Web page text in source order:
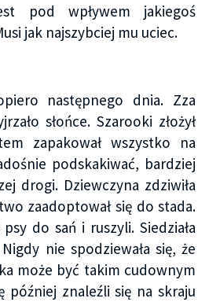
pod wpływem jakiegoś
jak najszybciej mu uciec.
następnego dnia. Zza
słońce. Szarooki złożył
zapakował wszystko na
podskakiwać, bardziej
drogi. Dziewczyna zdziwiła
zaadoptował się do stada.
psy do sań i ruszyli. Siedziała
nie spodziewała się, że
może być takim cudownym
później znaleźli się na skraju